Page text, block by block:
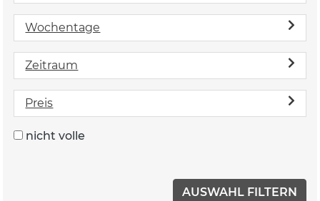
Wochentage
Zeitraum
Preis
nicht volle